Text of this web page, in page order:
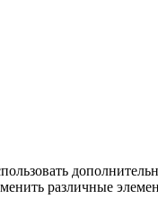
различные